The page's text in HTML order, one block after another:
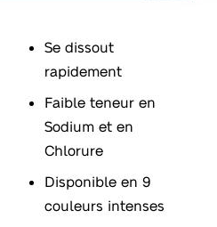
Se dissout
rapidement
Faible teneur en
Sodium et en
Chlorure
Disponible en 9
couleurs intenses